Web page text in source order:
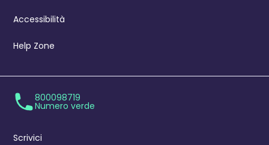
Accessibilità
Help Zone
800098719
Numero verde
Scrivici